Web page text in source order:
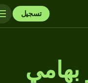
تسجيل
بهامي